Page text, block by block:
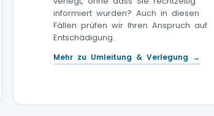
informiert wurden? Auch in diesen
Fällen prüfen wir Ihren Anspruch auf
Entschädigung.
Mehr zu Umleitung & Verlegung →